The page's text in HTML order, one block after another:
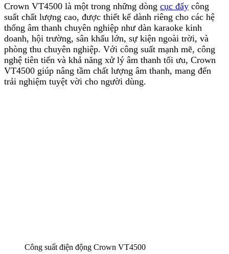
Crown VT4500 là một trong những dòng cục đẩy công
suất chất lượng cao, được thiết kế dành riêng cho các hệ
thống âm thanh chuyên nghiệp như dàn karaoke kinh
doanh, hội trường, sân khấu lớn, sự kiện ngoài trời, và
phòng thu chuyên nghiệp. Với công suất mạnh mẽ, công
nghệ tiên tiến và khả năng xử lý âm thanh tối ưu, Crown
VT4500 giúp nâng tầm chất lượng âm thanh, mang đến
trải nghiệm tuyệt vời cho người dùng.
Công suất điện động Crown VT4500